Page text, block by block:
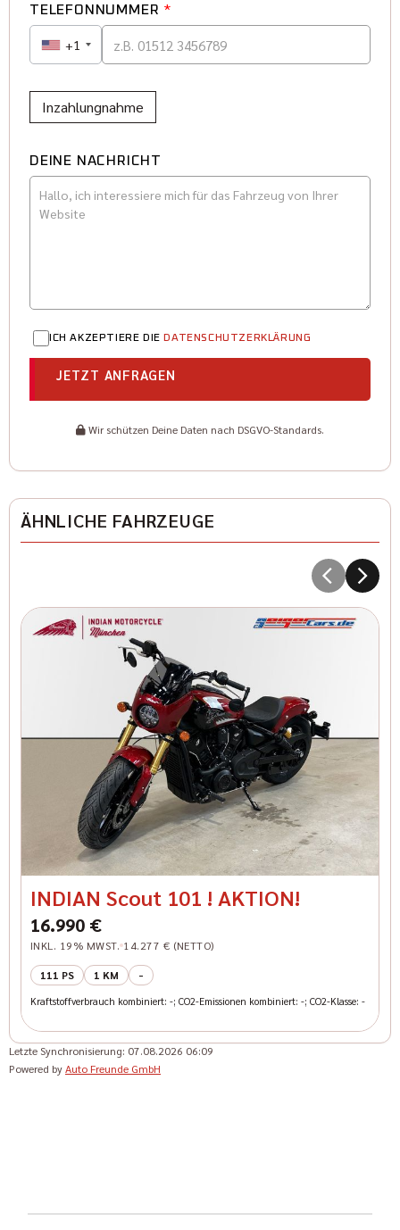
TELEFONNUMMER *
+1
Inzahlungnahme
DEINE NACHRICHT
ICH AKZEPTIERE DIE DATENSCHUTZERKLÄRUNG
JETZT ANFRAGEN
Wir schützen Deine Daten nach DSGVO-Standards.
ÄHNLICHE FAHRZEUGE
INDIAN Scout 101 ! AKTION!
16.990 €
INKL. 19% MWST. 14.277 € (NETTO)
111 PS 1 KM -
Kraftstoffverbrauch kombiniert: -; CO2-Emissionen kombiniert: -; CO2-Klasse: -
Letzte Synchronisierung: 07.08.2026 06:09
Powered byAuto Freunde GmbH